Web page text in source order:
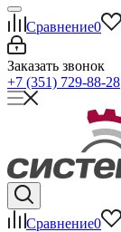
Сравнение0
Заказать звонок
+7 (351) 729-88-28
Сравнение0